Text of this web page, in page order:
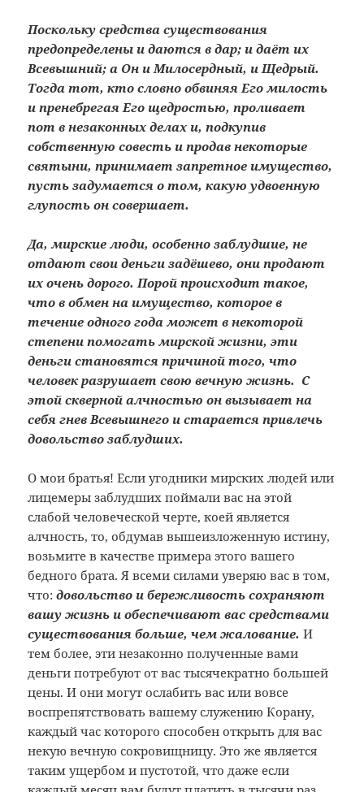
Поскольку средства существования
предопределены и даются в дар; и даёт их
Всевышний; а Он и Милосердный, и Щедрый.
Тогда тот, кто словно обвиняя Его милость
и пренебрегая Его щедростью, проливает
пот в незаконных делах и, подкупив
собственную совесть и продав некоторые
святыни, принимает запретное имущество,
пусть задумается о том, какую удвоенную
глупость он совершает.
Да, мирские люди, особенно заблудшие, не
отдают свои деньги задёшево, они продают
их очень дорого. Порой происходит такое,
что в обмен на имущество, которое в
течение одного года может в некоторой
степени помогать мирской жизни, эти
деньги становятся причиной того, что
человек разрушает свою вечную жизнь. С
этой скверной алчностью он вызывает на
себя гнев Всевышнего и старается привлечь
довольство заблудших.
О мои братья! Если угодники мирских людей или
лицемеры заблудших поймали вас на этой
слабой человеческой черте, коей является
алчность, то, обдумав вышеизложенную истину,
возьмите в качестве примера этого вашего
бедного брата. Я всеми силами уверяю вас в том,
что:довольство и бережливость сохраняют
вашу жизнь и обеспечивают вас средствами
существования больше, чем жалование. И
тем более, эти незаконно полученные вами
деньги потребуют от вас тысячекратно большей
цены. И они могут ослабить вас или вовсе
воспрепятствовать вашему служению Корану,
каждый час которого способен открыть для вас
некую вечную сокровищницу. Это же является
таким ущербом и пустотой, что даже если